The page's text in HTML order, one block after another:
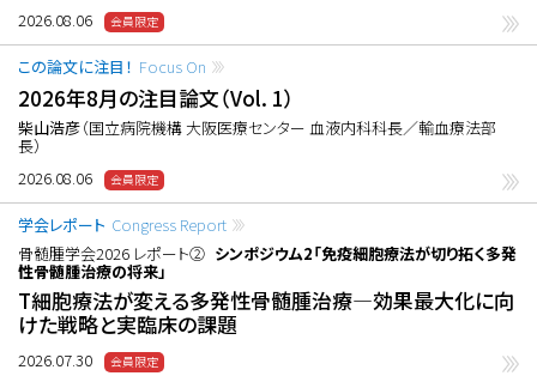
2026.08.06
この論文に注目！ Focus On
2026年8月の注目論文（Vol. 1）
柴山浩彦（国立病院機構 大阪医療センター 血液内科科長／輸血療法部
長）
2026.08.06
学会レポート Congress Report
骨髄腫学会2026 レポート② シンポジウム2「免疫細胞療法が切り拓く多発
性骨髄腫治療の将来」
T細胞療法が変える多発性骨髄腫治療―効果最大化に向
けた戦略と実臨床の課題
2026.07.30